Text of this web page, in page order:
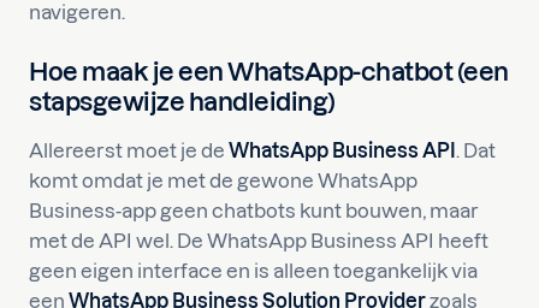
navigeren.
Hoe maak je een WhatsApp-chatbot (een
stapsgewijze handleiding)
Allereerst moet je de WhatsApp Business API . Dat
komt omdat je met de gewone WhatsApp
Business-app geen chatbots kunt bouwen, maar
met de API wel. De WhatsApp Business API heeft
geen eigen interface en is alleen toegankelijk via
een WhatsApp Business Solution Providerzoals